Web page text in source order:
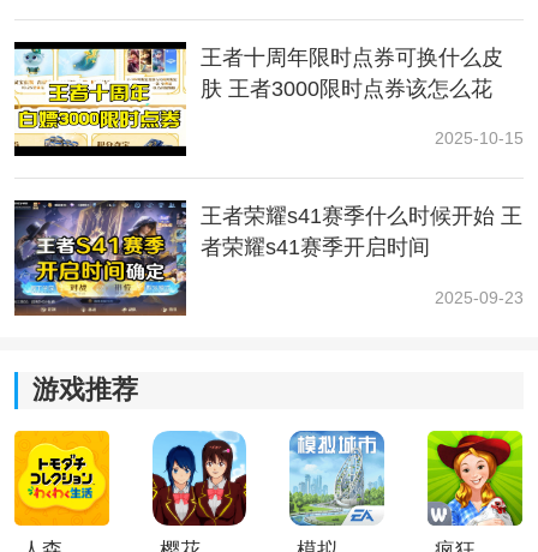
3、无双称号有效期只有一年使用权，第二年就会重置。
v10特权介绍：
1、V7以上专属头像框
王者十周年限时点券可换什么皮
肤 王者3000限时点券该怎么花
2025-10-15
王者荣耀s41赛季什么时候开始 王
者荣耀s41赛季开启时间
2025-09-23
游戏推荐